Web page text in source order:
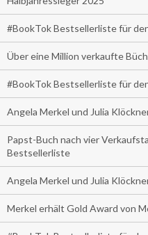
#BookTok Bestsellerliste für
Über eine Million verkaufte
#BookTok Bestsellerliste für
Angela Merkel und Julia
Papst-Buch nach vier
Bestsellerliste
Angela Merkel und Julia
Merkel erhält Gold Award von